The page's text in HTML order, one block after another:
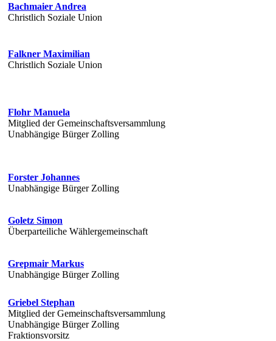
Bachmaier Andrea
Christlich Soziale Union
Falkner Maximilian
Christlich Soziale Union
Flohr Manuela
Mitglied der Gemeinschaftsversammlung
Unabhängige Bürger Zolling
Forster Johannes
Unabhängige Bürger Zolling
Goletz Simon
Überparteiliche Wählergemeinschaft
Grepmair Markus
Unabhängige Bürger Zolling
Griebel Stephan
Mitglied der Gemeinschaftsversammlung
Unabhängige Bürger Zolling
Fraktionsvorsitz